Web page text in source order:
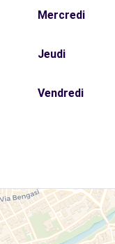
Mercredi
Jeudi
Vendredi